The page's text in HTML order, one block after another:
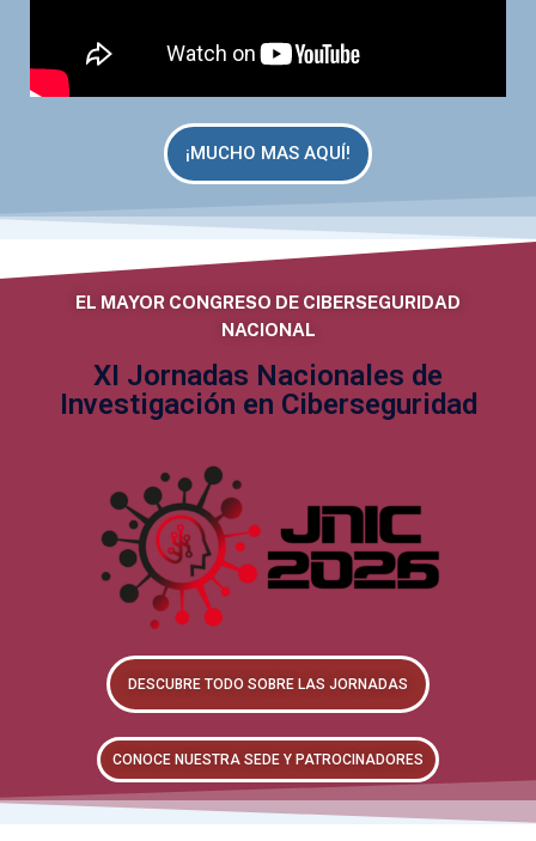
¡MUCHO MAS AQUÍ!
EL MAYOR CONGRESO DE CIBERSEGURIDAD
NACIONAL
XI Jornadas Nacionales de
Investigación en Ciberseguridad
DESCUBRE TODO SOBRE LAS JORNADAS
CONOCE NUESTRA SEDE Y PATROCINADORES